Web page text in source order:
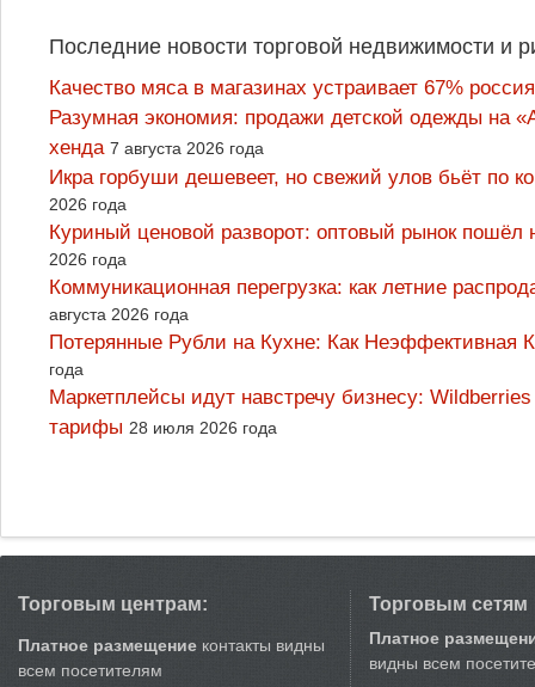
Последние новости торговой недвижимости и
Качество мяса в магазинах устраивает 67%
Разумная экономия: продажи детской одежды на
хенда 7 августа 2026 года
Икра горбуши дешевеет, но свежий улов бьёт по
2026 года
Куриный ценовой разворот: оптовый рынок
2026 года
Коммуникационная перегрузка: как летние
августа 2026 года
Потерянные Рубли на Кухне: Как
года
Маркетплейсы идут навстречу бизнесу:
тарифы 28 июля 2026 года
Торговым центрам:
Платное размещение контакты видны
всем посетителям
Торговым сетям
Платное
видны всем